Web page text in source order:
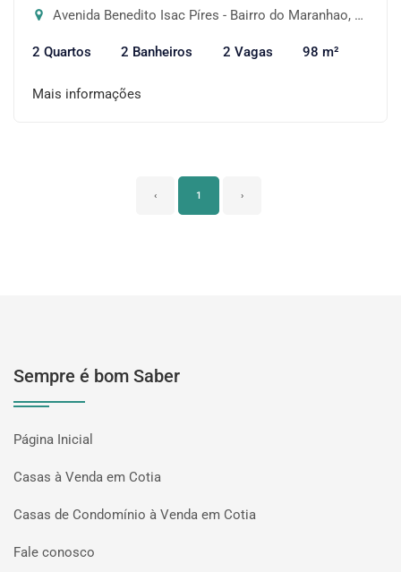
Avenida Benedito Isac Píres - Bairro do Maranhao, Cotia-SP
2 Quartos 2 Banheiros 2 Vagas 98 m²
Mais informações
‹ 1 ›
Sempre é bom Saber
Página Inicial
Casas à Venda em Cotia
Casas de Condomínio à Venda em Cotia
Fale conosco